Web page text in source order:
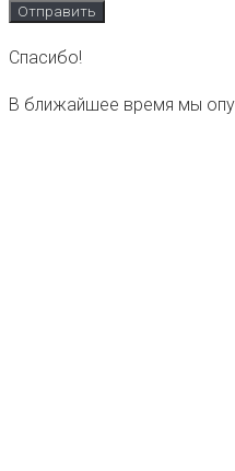
Спасибо!
В ближайшее время мы